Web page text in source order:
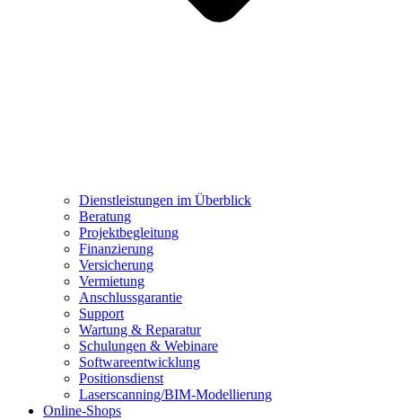
Dienstleistungen im Überblick
Beratung
Projektbegleitung
Finanzierung
Versicherung
Vermietung
Anschlussgarantie
Support
Wartung & Reparatur
Schulungen & Webinare
Softwareentwicklung
Positionsdienst
Laserscanning/BIM-Modellierung
Online-Shops